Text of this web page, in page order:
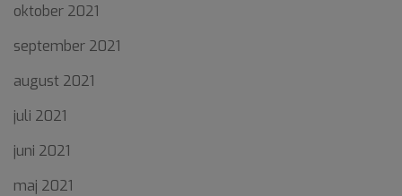
oktober 2021
september 2021
august 2021
juli 2021
juni 2021
maj 2021